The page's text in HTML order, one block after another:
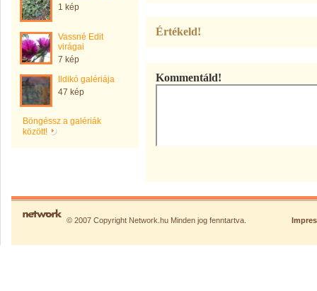
1 kép
Vassné Edit
virágai
7 kép
Ildikó galériája
47 kép
Böngéssz a galériák
között!
Értékeld!
Kommentáld!
© 2007 Copyright Network.hu Minden jog fenntartva.